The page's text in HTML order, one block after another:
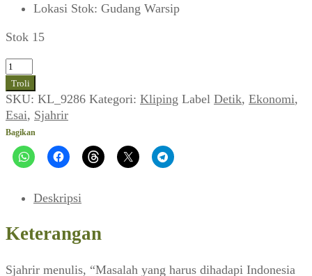
Lokasi Stok: Gudang Warsip
Stok 15
Kuantitas
Esai
Sjahrir:
Memahami
Perubahan
Troli
SKU: KL_9286 Kategori: Kliping Label Detik, Ekonomi,
Esai, Sjahrir
Bagikan
Deskripsi
Keterangan
Sjahrir menulis, “Masalah yang harus dihadapi Indonesia